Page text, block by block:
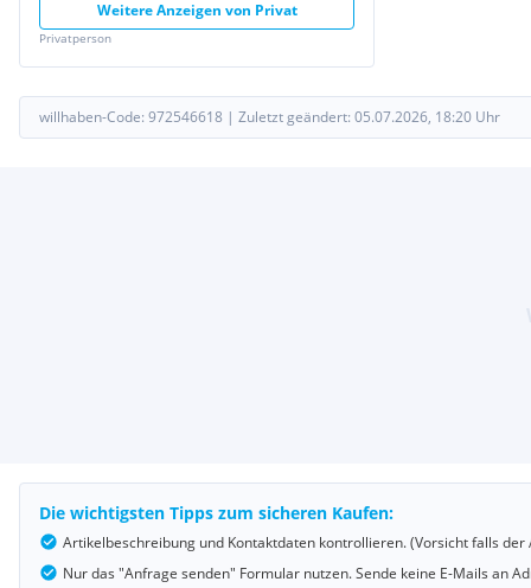
Weitere Anzeigen von Privat
Privatperson
willhaben-Code: 972546618 | Zuletzt geändert: 05.07.2026, 18:20 Uhr
Die wichtigsten Tipps zum sicheren Kaufen:
Artikelbeschreibung und Kontaktdaten kontrollieren. (Vorsicht falls
Nur das "Anfrage senden" Formular nutzen. Sende keine E-Mails an